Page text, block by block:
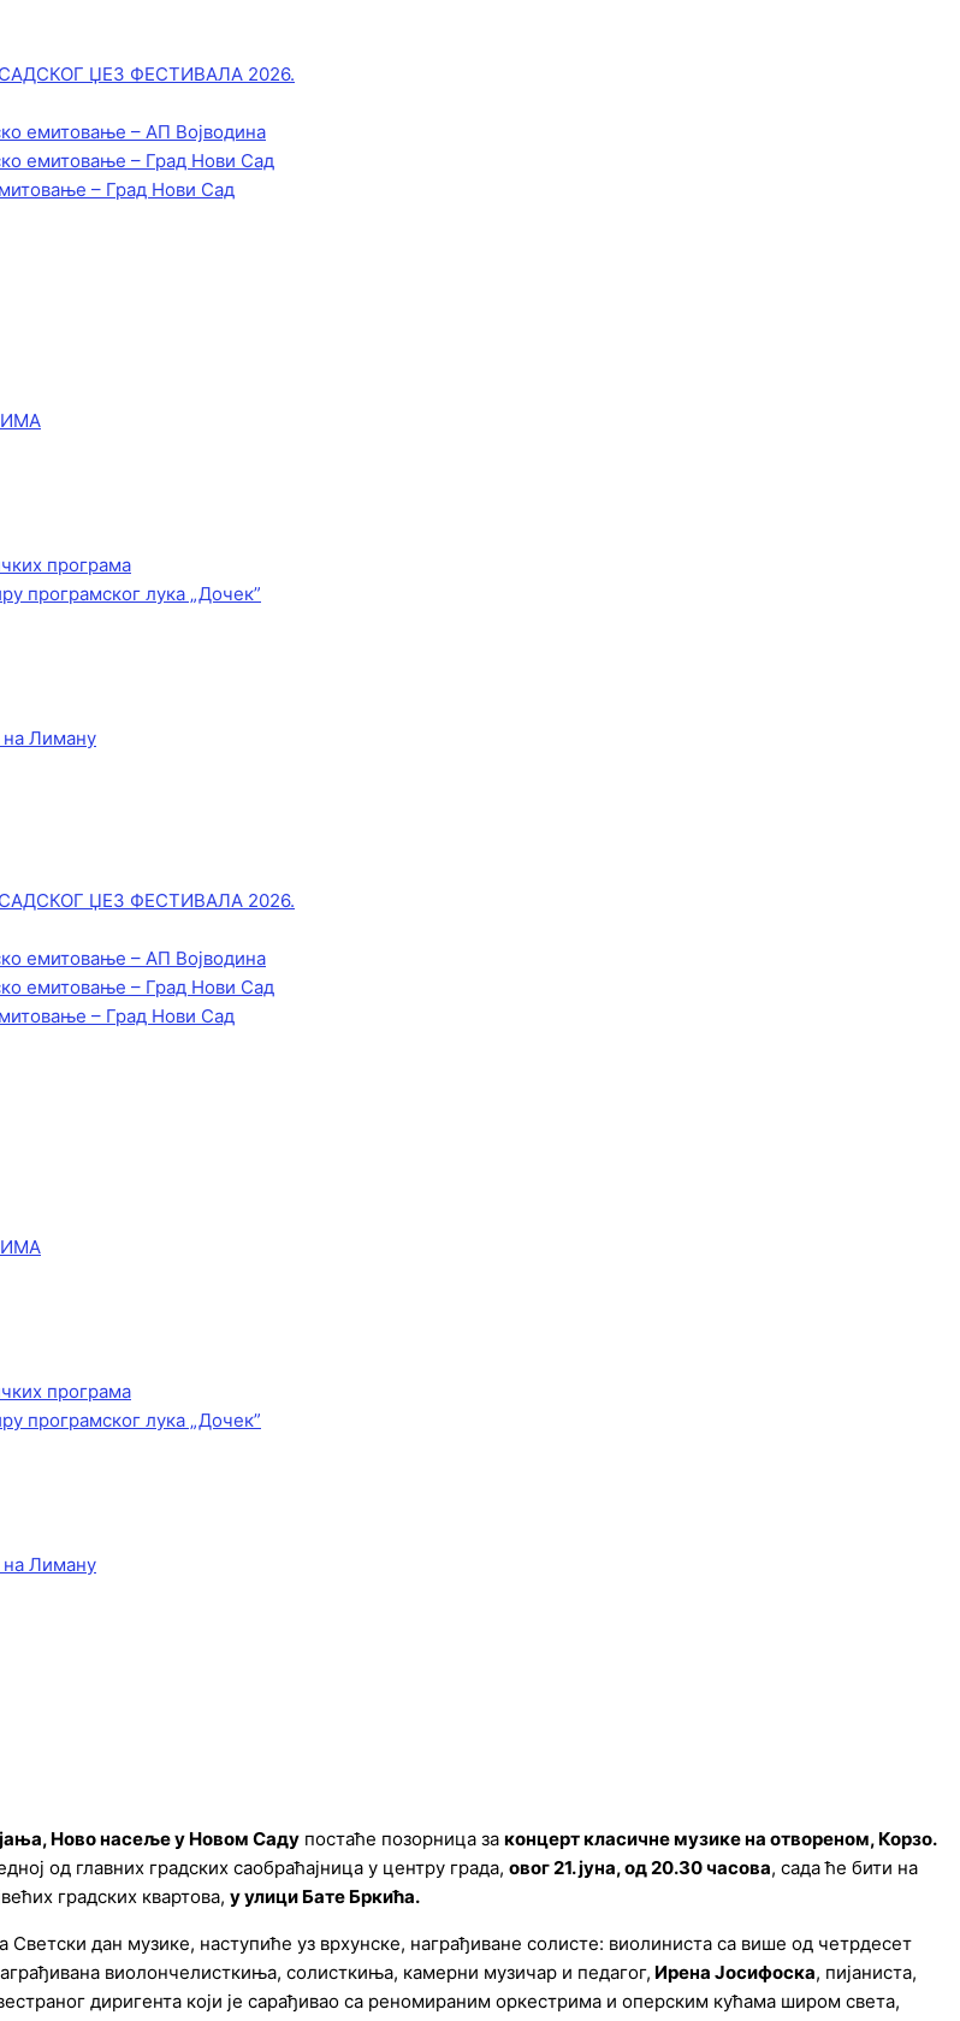
ЏЕЗ ФЕСТИВАЛА 2026.
емитовање – АП Војводинa
емитовање – Град Нови Сад
– Град Нови Сад
програма
програмског лука „Дочек”
на Лиману
ЏЕЗ ФЕСТИВАЛА 2026.
емитовање – АП Војводинa
емитовање – Град Нови Сад
– Град Нови Сад
програма
програмског лука „Дочек”
на Лиману
Ново насеље у Новом Саду постаће позорница за концерт класичне музике на отвореном, Корзо.
од главних градских саобраћајница у центру града, овог 21. јуна, од 20.30 часова, сада ће бити на
градских квартова, у улици Бате Бркића.
дан музике, наступиће уз врхунске, награђиване солисте: виолиниста са више од четрдесет
виолончелисткиња, солисткиња, камерни музичар и педагог, Ирена Јосифоска, пијаниста,
диригента који је сарађивао са реномираним оркестрима и оперским кућама широм света,